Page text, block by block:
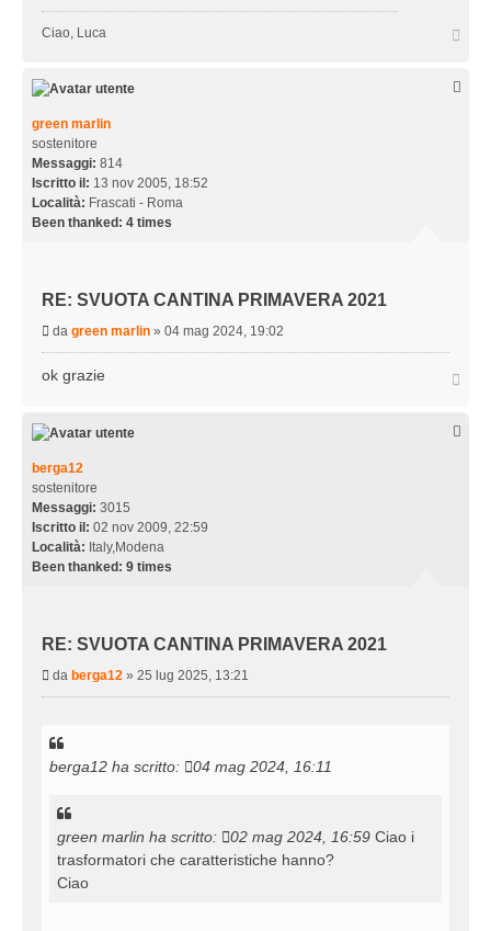
Ciao, Luca
green marlin
sostenitore
Messaggi: 814
Iscritto il: 13 nov 2005, 18:52
Località: Frascati - Roma
Been thanked: 4 times
RE: SVUOTA CANTINA PRIMAVERA 2021
M
e
s
g
i
o
da green marlin » 04 mag 2024, 19:02
ok grazie
berga12
sostenitore
Messaggi: 3015
Iscritto il: 02 nov 2009, 22:59
Località: Italy,Modena
Been thanked: 9 times
RE: SVUOTA CANTINA PRIMAVERA 2021
M
e
s
a
g
da berga12 » 25 lug 2025, 13:21
berga12 ha scritto: 04 mag 2024, 16:11
green marlin ha scritto: 02 mag 2024, 16:59 Ciao i
trasformatori che caratteristiche hanno?
Ciao